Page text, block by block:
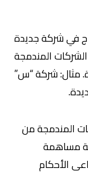
في شركة جديدة
المندمجة
مثال: شركة “س”
المندمجة من
مساهمة
الأحكام